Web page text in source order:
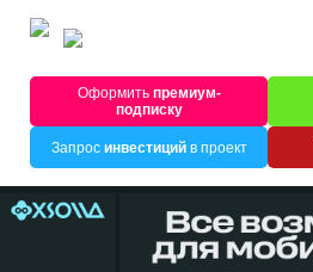
Оформитьпремиум-
подписку
Запрос инвестицийв проект